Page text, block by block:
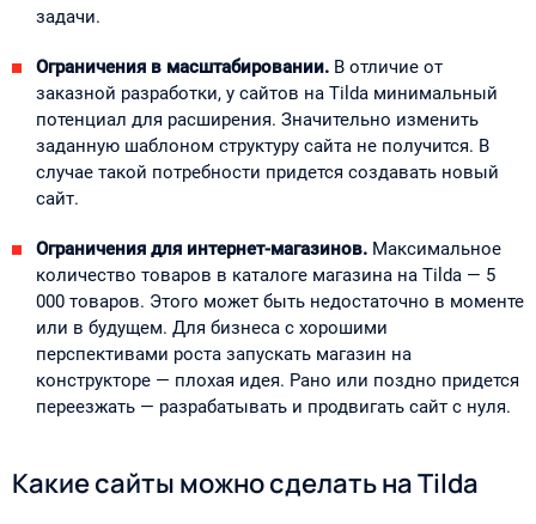
задачи.
Ограничения в масштабировании. В отличие от
заказной разработки, у сайтов на Tilda минимальный
потенциал для расширения. Значительно изменить
заданную шаблоном структуру сайта не получится. В
случае такой потребности придется создавать новый
сайт.
Ограничения для интернет-магазинов. Максимальное
количество товаров в каталоге магазина на Tilda — 5
000 товаров. Этого может быть недостаточно в моменте
или в будущем. Для бизнеса с хорошими
перспективами роста запускать магазин на
конструкторе — плохая идея. Рано или поздно придется
переезжать — разрабатывать и продвигать сайт с нуля.
Какие сайты можно сделать на Tilda